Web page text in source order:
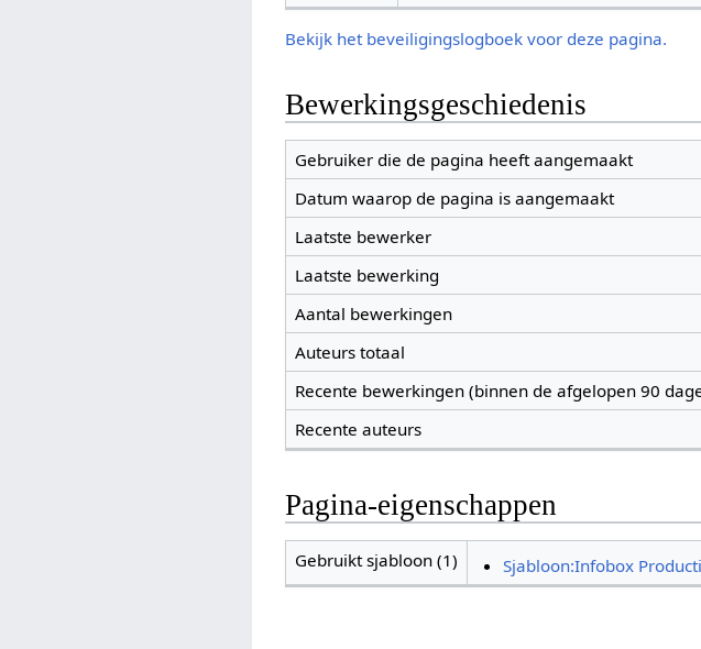
Bekijk het beveiligingslogboek voor deze pagina.
Bewerkingsgeschiedenis
Gebruiker die de pagina heeft aangemaakt
Datum waarop de pagina is aangemaakt
Laatste bewerker
Laatste bewerking
Aantal bewerkingen
Auteurs totaal
Recente bewerkingen (binnen de afgelopen 90
Recente auteurs
Pagina-eigenschappen
Gebruikt sjabloon (1) Sjabloon:Infobox